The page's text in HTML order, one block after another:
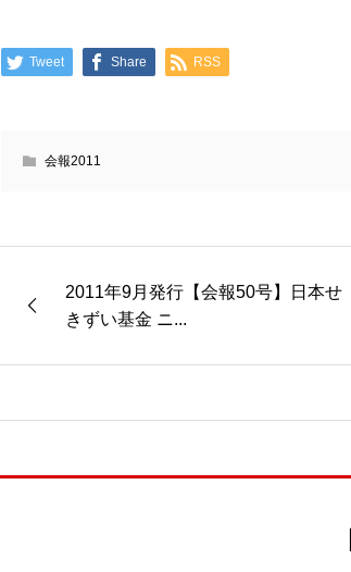
Tweet Share RSS
会報2011
2011年9月発行【会報50号】日本せ
きずい基金 ニ...